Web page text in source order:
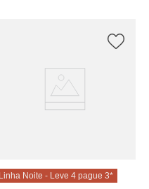
Linha Noite - Leve 4 pague 3*